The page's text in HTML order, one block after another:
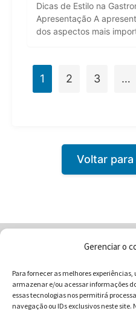
Gerenciar o
Para fornecer as melhores
armazenar e/ou acessar informações
essas tecnologias nos permitirá
navegação ou IDs exclusivos neste
Dicas de Estilo na
Apresentação A
dos aspectos mais
1 2 3 …
Voltar
Contatos